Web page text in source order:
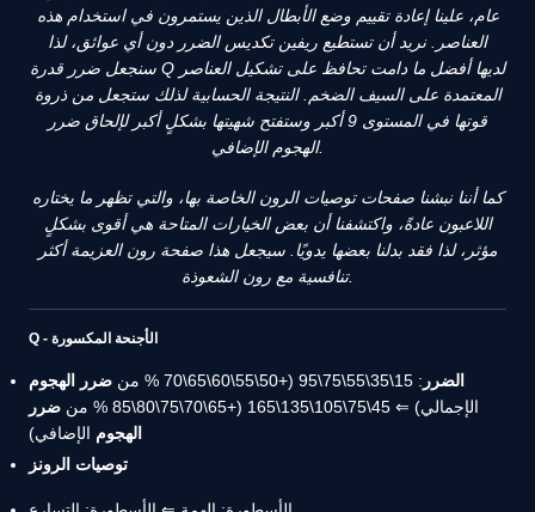
عام، علينا إعادة تقييم وضع الأبطال الذين يستمرون في استخدام هذه
العناصر. نريد أن تستطيع ريفين تكديس الضرر دون أي عوائق، لذا
سنجعل ضرر قدرة Q لديها أفضل ما دامت تحافظ على تشكيل العناصر
المعتمدة على السيف الضخم. النتيجة الحسابية لذلك ستجعل من ذروة
قوتها في المستوى 9 أكبر وستفتح شهيتها بشكلٍ أكبر لإلحاق ضرر
الهجوم الإضافي.
كما أننا نبشنا صفحات توصيات الرون الخاصة بها، والتي تظهر ما يختاره
اللاعبون عادةً، واكتشفنا أن بعض الخيارات المتاحة هي أقوى بشكلٍ
مؤثر، لذا فقد بدلنا بعضها يدويًا. سيجعل هذا صفحة رون العزيمة أكثر
تنافسية مع رون الشعوذة.
Q - الأجنحة المكسورة
الضرر : 15\35\55\75\95 (+50\55\60\65\70 % من
ضرر الهجوم
الإجمالي) ⇐ 45\75\105\135\165 (+65\70\75\80\85 % من
ضرر
الهجوم الإضافي)
توصيات الرونز